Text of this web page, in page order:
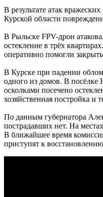
В результате атак
Курской области
В Рыльске FPV-дрон
остекление в трёх
оперативно помогли
В Курске при падении
одного из домов. В
осколками посечено
хозяйственная постройка и
По данным губернатора
пострадавших нет. На
В ближайшее время
приступят к